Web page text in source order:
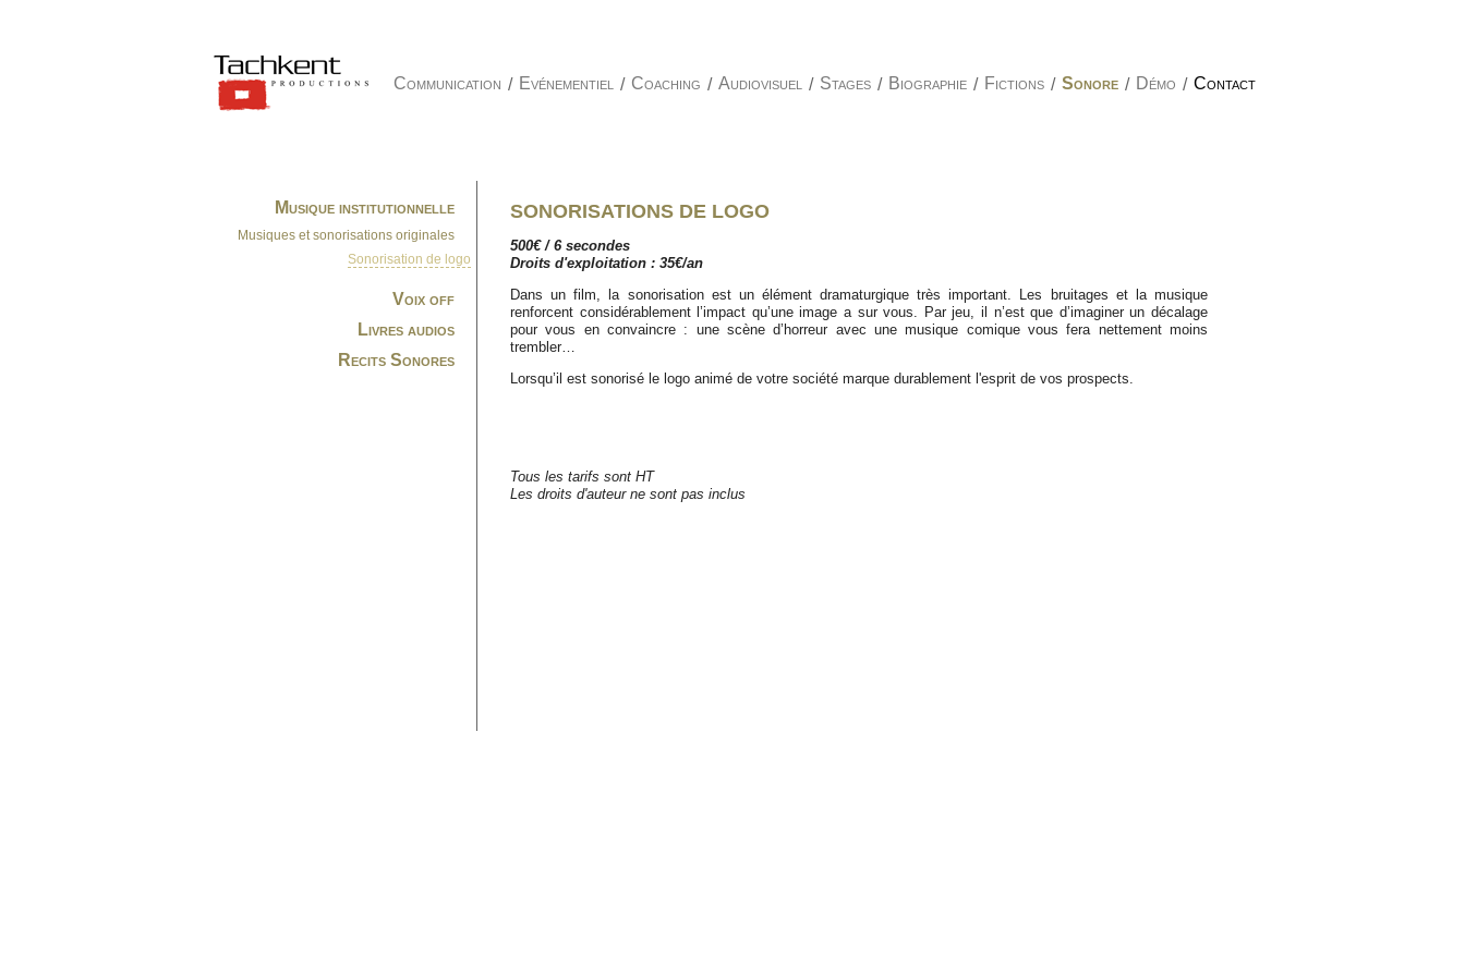
Communication / Evénementiel / Coaching / Audiovisuel / Stages / Biographie / Fictions / Sonore / Démo / Contact
Musique institutionnelle
Musiques et sonorisations originales
Sonorisation de logo
Voix off
Livres audios
Recits Sonores
SONORISATIONS DE LOGO
500€ / 6 secondes
Droits d'exploitation : 35€/an
Dans un film, la sonorisation est un élément dramaturgique très important. Les bruitages et la musique
renforcent considérablement l’impact qu’une image a sur vous. Par jeu, il n’est que d’imaginer un décalage
pour vous en convaincre : une scène d’horreur avec une musique comique vous fera nettement moins
trembler…
Lorsqu’il est sonorisé le logo animé de votre société marque durablement l'esprit de vos prospects.
Tous les tarifs sont HT
Les droits d'auteur ne sont pas inclus